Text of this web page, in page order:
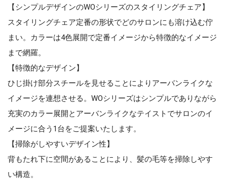
【シンプルデザインのWOシリーズのスタイリングチェア】
スタイリングチェア定番の形状でどのサロンにも溶け込む佇
まい。カラーは4色展開で定番イメージから特徴的なイメージ
まで網羅。
【特徴的なデザイン】
ひじ掛け部分スチールを見せることによりアーバンライクな
イメージを連想させる。WOシリーズはシンプルでありながら
充実のカラー展開とアーバンライクなテイストでサロンのイ
メージに合う1台をご提案いたします。
【掃除がしやすいデザイン性】
背もたれ下に空間があることにより、髪の毛等を掃除しやす
い構造。